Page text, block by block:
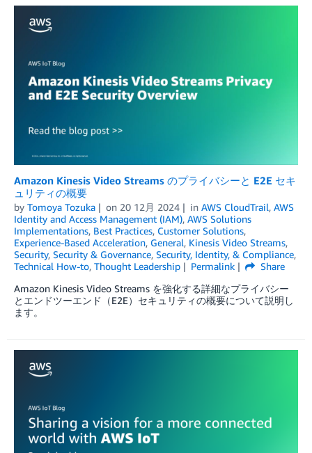
Amazon Kinesis Video Streams のプライバシーと E2E セキ
ュリティの概要
by Tomoya Tozuka on 20 12月 2024 in AWS CloudTrail, AWS
Identity and Access Management (IAM), AWS Solutions
Implementations, Best Practices, Customer Solutions,
Experience-Based Acceleration, General, Kinesis Video Streams,
Security, Security & Governance, Security, Identity, & Compliance,
Technical How-to, Thought Leadership Permalink
Share
Amazon Kinesis Video Streams を強化する詳細なプライバシー
とエンドツーエンド（E2E）セキュリティの概要について説明し
ます。